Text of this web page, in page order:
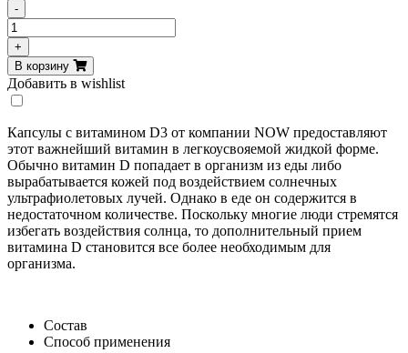
-
Количество
товара
Now
витамин
D3
5000
120
таб
+
В корзину
Добавить в wishlist
Капсулы с витамином D3 от компании NOW предоставляют
этот важнейший витамин в легкоусвояемой жидкой форме.
Обычно витамин D попадает в организм из еды либо
вырабатывается кожей под воздействием солнечных
ультрафиолетовых лучей. Однако в еде он содержится в
недостаточном количестве. Поскольку многие люди стремятся
избегать воздействия солнца, то дополнительный прием
витамина D становится все более необходимым для
организма.
Состав
Способ применения